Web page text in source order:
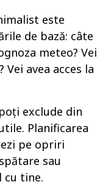
este
de bază: câte
meteo? Vei
Vei avea acces la
exclude din
Planificarea
pe opriri
sau
cu tine.